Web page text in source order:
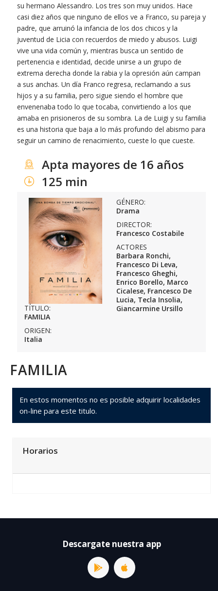
su hermano Alessandro. Los tres son muy unidos. Hace
casi diez años que ninguno de ellos ve a Franco, su pareja y
padre, que arruinó la infancia de los dos chicos y la
juventud de Licia con recuerdos de miedo y abusos. Luigi
vive una vida común y, mientras busca un sentido de
pertenencia e identidad, decide unirse a un grupo de
extrema derecha donde la rabia y la opresión aún campan
a sus anchas. Un día Franco regresa, reclamando a sus
hijos y a su familia, pero sigue siendo el hombre que
envenenaba todo lo que tocaba, convirtiendo a los que
amaba en prisioneros de su sombra. La de Luigi y su familia
es una historia que baja a lo más profundo del abismo para
seguir un camino de renacimiento, cueste lo que cueste.
Apta mayores de 16 años
125 min
TÍTULO:
FAMILIA
ORIGEN:
Italia
GÉNERO:
Drama
DIRECTOR:
Francesco Costabile
ACTORES
Barbara Ronchi,
Francesco Di Leva,
Francesco Gheghi,
Enrico Borello, Marco
Cicalese, Francesco De
Lucia, Tecla Insolia,
Giancarmine Ursillo
FAMILIA
En estos momentos no es posible adquirir localidades
on-line para este titulo.
Horarios
Descargate nuestra app